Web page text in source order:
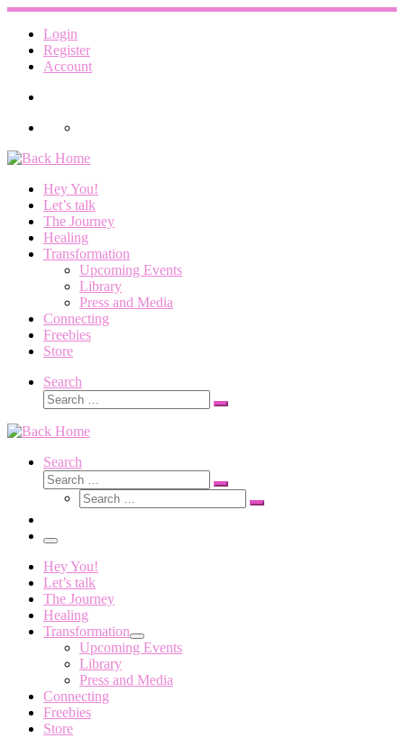
Skip
content
Login
Register
Account
Hey You!
Let’s talk
The Journey
Healing
Transformation
Upcoming Events
Library
Press and Media
Connecting
Freebies
Store
Search
Search
Search
Search
Search
Search
Search
Search
Menu
Hey You!
Let’s talk
The Journey
Healing
Transformation
Upcoming Events
Library
Press and Media
Connecting
Freebies
Store